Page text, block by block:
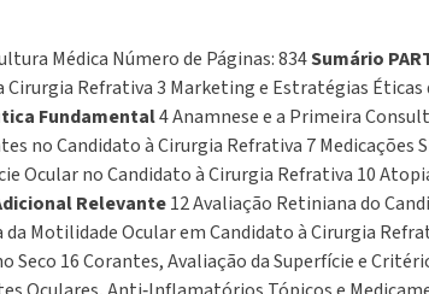
Médica Número de Páginas: 834Sumário
Refrativa 3 Marketing e Estratégias
Fundamental4 Anamnese e a Primeira
no Candidato à Cirurgia Refrativa 7
Ocular no Candidato à Cirurgia Refrativa 10
Relevante12 Avaliação Retiniana do
Motilidade Ocular em Candidato à Cirurgia
16 Corantes, Avaliação da Superfície e